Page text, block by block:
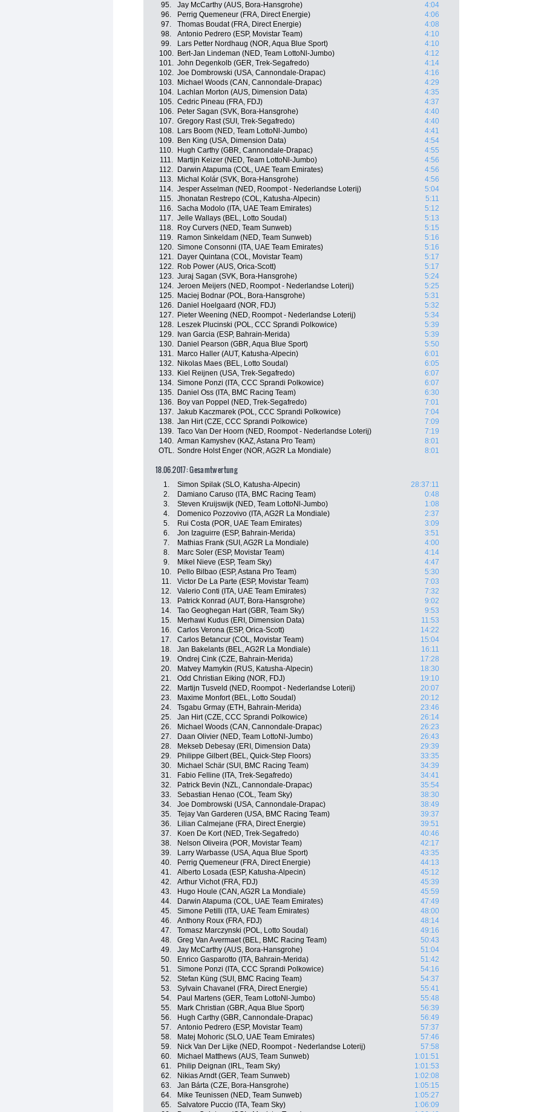
95.
Jay McCarthy (AUS, Bora-Hansgrohe)
4:04
96.
Perrig Quemeneur (FRA, Direct Energie)
4:06
97.
Thomas Boudat (FRA, Direct Energie)
4:08
98.
Antonio Pedrero (ESP, Movistar Team)
4:10
99.
Lars Petter Nordhaug (NOR, Aqua Blue Sport)
4:10
100.
Bert-Jan Lindeman (NED, Team LottoNl-Jumbo)
4:12
101. John Degenkolb (GER, Trek-Segafredo)
4:14
102. Joe Dombrowski (USA, Cannondale-Drapac)
4:16
103.
Michael Woods (CAN, Cannondale-Drapac)
4:29
104.
Lachlan Morton (AUS, Dimension Data)
4:35
105. Cedric Pineau (FRA, FDJ)
4:37
106.
Peter Sagan (SVK, Bora-Hansgrohe)
4:40
107. Gregory Rast (SUI, Trek-Segafredo)
4:40
108.
Lars Boom (NED, Team LottoNl-Jumbo)
4:41
109.
Ben King (USA, Dimension Data)
4:54
110.
Hugh Carthy (GBR, Cannondale-Drapac)
4:55
111.
Martijn Keizer (NED, Team LottoNl-Jumbo)
4:56
112.
Darwin Atapuma (COL, UAE Team Emirates)
4:56
113.
Michal Kolár (SVK, Bora-Hansgrohe)
4:56
114. Jesper Asselman (NED, Roompot - Nederlandse Loterij)
5:04
115. Jhonatan Restrepo (COL, Katusha-Alpecin)
5:11
116. Sacha Modolo (ITA, UAE Team Emirates)
5:12
117. Jelle Wallays (BEL, Lotto Soudal)
5:13
118.
Roy Curvers (NED, Team Sunweb)
5:15
119.
Ramon Sinkeldam (NED, Team Sunweb)
5:16
120. Simone Consonni (ITA, UAE Team Emirates)
5:16
121.
Dayer Quintana (COL, Movistar Team)
5:17
122.
Rob Power (AUS, Orica-Scott)
5:17
123. Juraj Sagan (SVK, Bora-Hansgrohe)
5:24
124. Jeroen Meijers (NED, Roompot - Nederlandse Loterij)
5:25
125.
Maciej Bodnar (POL, Bora-Hansgrohe)
5:31
126.
Daniel Hoelgaard (NOR, FDJ)
5:32
127.
Pieter Weening (NED, Roompot - Nederlandse Loterij)
5:34
128.
Leszek Plucinski (POL, CCC Sprandi Polkowice)
5:39
129.
Ivan Garcia (ESP, Bahrain-Merida)
5:39
130.
Daniel Pearson (GBR, Aqua Blue Sport)
5:50
131.
Marco Haller (AUT, Katusha-Alpecin)
6:01
132.
Nikolas Maes (BEL, Lotto Soudal)
6:05
133.
Kiel Reijnen (USA, Trek-Segafredo)
6:07
134. Simone Ponzi (ITA, CCC Sprandi Polkowice)
6:07
135.
Daniel Oss (ITA, BMC Racing Team)
6:30
136.
Boy van Poppel (NED, Trek-Segafredo)
7:01
137. Jakub Kaczmarek (POL, CCC Sprandi Polkowice)
7:04
138. Jan Hirt (CZE, CCC Sprandi Polkowice)
7:09
139. Taco Van Der Hoorn (NED, Roompot - Nederlandse Loterij)
7:19
140. Arman Kamyshev (KAZ, Astana Pro Team)
8:01
OTL. Sondre Holst Enger (NOR, AG2R La Mondiale) 8:01
18.06.2017: Gesamtwertung
1. Simon Spilak (SLO, Katusha-Alpecin)
28:37:11
2.
Damiano Caruso (ITA, BMC Racing Team)
0:48
3.
Steven Kruijswijk (NED, Team LottoNl-Jumbo)
1:08
4.
Domenico Pozzovivo (ITA, AG2R La Mondiale)
2:37
5.
Rui Costa (POR, UAE Team Emirates)
3:09
6.
Jon Izaguirre (ESP, Bahrain-Merida)
3:51
7.
Mathias Frank (SUI, AG2R La Mondiale)
4:00
8.
Marc Soler (ESP, Movistar Team)
4:14
9.
Mikel Nieve (ESP, Team Sky)
4:47
10.
Pello Bilbao (ESP, Astana Pro Team)
5:30
11.
Victor De La Parte (ESP, Movistar Team)
7:03
12.
Valerio Conti (ITA, UAE Team Emirates)
7:32
13.
Patrick Konrad (AUT, Bora-Hansgrohe)
9:02
14.
Tao Geoghegan Hart (GBR, Team Sky)
9:53
15.
Merhawi Kudus (ERI, Dimension Data)
11:53
16.
Carlos Verona (ESP, Orica-Scott)
14:22
17.
Carlos Betancur (COL, Movistar Team)
15:04
18.
Jan Bakelants (BEL, AG2R La Mondiale)
16:11
19.
Ondrej Cink (CZE, Bahrain-Merida)
17:28
20.
Matvey Mamykin (RUS, Katusha-Alpecin)
18:30
21.
Odd Christian Eiking (NOR, FDJ)
19:10
22.
Martijn Tusveld (NED, Roompot - Nederlandse Loterij)
20:07
23.
Maxime Monfort (BEL, Lotto Soudal)
20:12
24.
Tsgabu Grmay (ETH, Bahrain-Merida)
23:46
25.
Jan Hirt (CZE, CCC Sprandi Polkowice)
26:14
26.
Michael Woods (CAN, Cannondale-Drapac)
26:23
27.
Daan Olivier (NED, Team LottoNl-Jumbo)
26:43
28.
Mekseb Debesay (ERI, Dimension Data)
29:39
29.
Philippe Gilbert (BEL, Quick-Step Floors)
33:35
30.
Michael Schär (SUI, BMC Racing Team)
34:39
31.
Fabio Felline (ITA, Trek-Segafredo)
34:41
32.
Patrick Bevin (NZL, Cannondale-Drapac)
35:54
33.
Sebastian Henao (COL, Team Sky)
38:30
34.
Joe Dombrowski (USA, Cannondale-Drapac)
38:49
35.
Tejay Van Garderen (USA, BMC Racing Team)
39:37
36.
Lilian Calmejane (FRA, Direct Energie)
39:51
37.
Koen De Kort (NED, Trek-Segafredo)
40:46
38.
Nelson Oliveira (POR, Movistar Team)
42:17
39.
Larry Warbasse (USA, Aqua Blue Sport)
43:35
40.
Perrig Quemeneur (FRA, Direct Energie)
44:13
41.
Alberto Losada (ESP, Katusha-Alpecin)
45:12
42.
Arthur Vichot (FRA, FDJ)
45:39
43.
Hugo Houle (CAN, AG2R La Mondiale)
45:59
44.
Darwin Atapuma (COL, UAE Team Emirates)
47:49
45.
Simone Petilli (ITA, UAE Team Emirates)
48:00
46.
Anthony Roux (FRA, FDJ)
48:14
47.
Tomasz Marczynski (POL, Lotto Soudal)
49:16
48.
Greg Van Avermaet (BEL, BMC Racing Team)
50:43
49.
Jay McCarthy (AUS, Bora-Hansgrohe)
51:04
50.
Enrico Gasparotto (ITA, Bahrain-Merida)
51:42
51.
Simone Ponzi (ITA, CCC Sprandi Polkowice)
54:16
52.
Stefan Küng (SUI, BMC Racing Team)
54:37
53.
Sylvain Chavanel (FRA, Direct Energie)
55:41
54.
Paul Martens (GER, Team LottoNl-Jumbo)
55:48
55.
Mark Christian (GBR, Aqua Blue Sport)
56:39
56.
Hugh Carthy (GBR, Cannondale-Drapac)
56:49
57.
Antonio Pedrero (ESP, Movistar Team)
57:37
58.
Matej Mohoric (SLO, UAE Team Emirates)
57:46
59.
Nick Van Der Lijke (NED, Roompot - Nederlandse Loterij)
57:58
60.
Michael Matthews (AUS, Team Sunweb)
1:01:51
61.
Philip Deignan (IRL, Team Sky)
1:01:53
62.
Nikias Arndt (GER, Team Sunweb)
1:02:08
63.
Jan Bárta (CZE, Bora-Hansgrohe)
1:05:15
64.
Mike Teunissen (NED, Team Sunweb)
1:05:27
65.
Salvatore Puccio (ITA, Team Sky)
1:06:09